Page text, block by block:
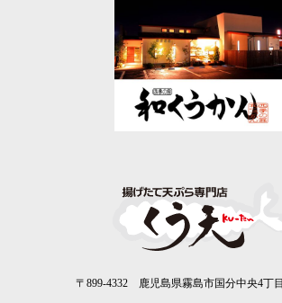
〒899-4332 鹿児島県霧島市国分中央4丁